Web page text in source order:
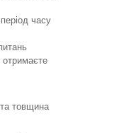
часу
товщина